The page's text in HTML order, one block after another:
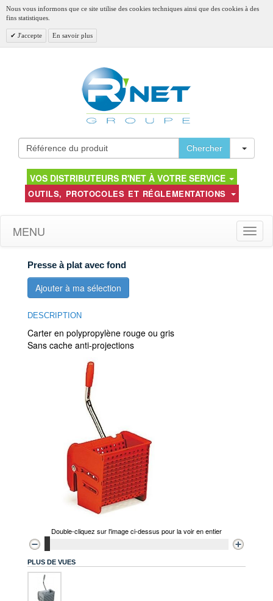
Nous vous informons que ce site utilise des cookies techniques ainsi que des cookies à des
fins statistiques.
J'accepte En savoir plus
Chercher
VOS DISTRIBUTEURS R'NET À VOTRE SERVICE
OUTILS, PROTOCOLES ET RÉGLEMENTATIONS
Toggle
MENU
Presse à plat avec fond
Ajouter à ma sélection
DESCRIPTION
Carter en polypropylène rouge ou gris
Sans cache anti-projections
Double-cliquez sur l'image ci-dessus pour la voir en entier
PLUS DE VUES